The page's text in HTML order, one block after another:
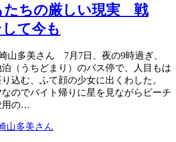
たちの厳しい現実 戦
て今も
多美さん 7月7日、夜の9時過ぎ、
（うちどまり）のバス停で、人目もは
り込む、ふて顔の少女に出くわした。
のでバイト帰りに星を見ながらビーチ
用の…